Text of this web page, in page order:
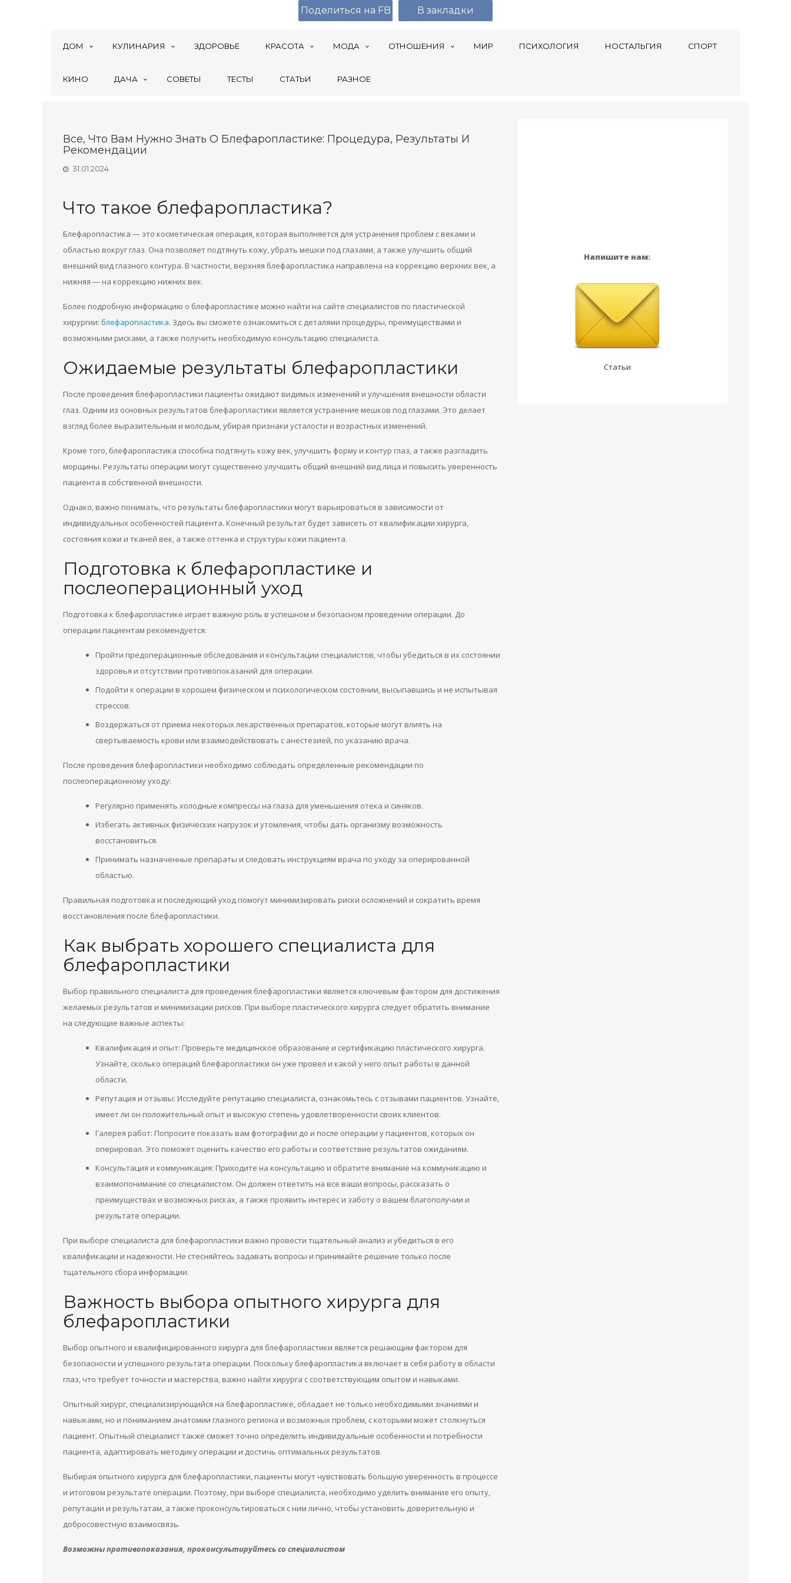
ДОМ КУЛИНАРИЯ ЗДОРОВЬЕ КРАСОТА МОДА ОТНОШЕНИЯ МИР ПСИХОЛОГИЯ НОСТАЛЬГИЯ СПОРТ
КИНО ДАЧА СОВЕТЫ ТЕСТЫ СТАТЬИ РАЗНОЕ
Все, Что Вам Нужно Знать О Блефаропластике: Процедура, Результаты И
Рекомендации
31.01.2024
Что такое блефаропластика?
Блефаропластика — это косметическая операция, которая выполняется для устранения проблем с веками и
областью вокруг глаз. Она позволяет подтянуть кожу, убрать мешки под глазами, а также улучшить общий
внешний вид глазного контура. В частности, верхняя блефаропластика направлена на коррекцию верхних век, а
нижняя — на коррекцию нижних век.
Более подробную информацию о блефаропластике можно найти на сайте специалистов по пластической
хирургии: блефаропластика. Здесь вы сможете ознакомиться с деталями процедуры, преимуществами и
возможными рисками, а также получить необходимую консультацию специалиста.
Ожидаемые результаты блефаропластики
После проведения блефаропластики пациенты ожидают видимых изменений и улучшения внешности области
глаз. Одним из основных результатов блефаропластики является устранение мешков под глазами. Это делает
взгляд более выразительным и молодым, убирая признаки усталости и возрастных изменений.
Кроме того, блефаропластика способна подтянуть кожу век, улучшить форму и контур глаз, а также разгладить
морщины. Результаты операции могут существенно улучшить общий внешний вид лица и повысить уверенность
пациента в собственной внешности.
Однако, важно понимать, что результаты блефаропластики могут варьироваться в зависимости от
индивидуальных особенностей пациента. Конечный результат будет зависеть от квалификации хирурга,
состояния кожи и тканей век, а также оттенка и структуры кожи пациента.
Подготовка к блефаропластике и
послеоперационный уход
Подготовка к блефаропластике играет важную роль в успешном и безопасном проведении операции. До
операции пациентам рекомендуется:
Пройти предоперационные обследования и консультации специалистов, чтобы убедиться в их состоянии
здоровья и отсутствии противопоказаний для операции.
Подойти к операции в хорошем физическом и психологическом состоянии, высыпавшись и не испытывая
стрессов.
Воздержаться от приема некоторых лекарственных препаратов, которые могут влиять на
свертываемость крови или взаимодействовать с анестезией, по указанию врача.
После проведения блефаропластики необходимо соблюдать определенные рекомендации по
послеоперационному уходу:
Регулярно применять холодные компрессы на глаза для уменьшения отека и синяков.
Избегать активных физических нагрузок и утомления, чтобы дать организму возможность
восстановиться.
Принимать назначенные препараты и следовать инструкциям врача по уходу за оперированной
областью.
Правильная подготовка и последующий уход помогут минимизировать риски осложнений и сократить время
восстановления после блефаропластики.
Как выбрать хорошего специалиста для
блефаропластики
Выбор правильного специалиста для проведения блефаропластики является ключевым фактором для достижения
желаемых результатов и минимизации рисков. При выборе пластического хирурга следует обратить внимание
на следующие важные аспекты:
Квалификация и опыт: Проверьте медицинское образование и сертификацию пластического хирурга.
Узнайте, сколько операций блефаропластики он уже провел и какой у него опыт работы в данной
области.
Репутация и отзывы: Исследуйте репутацию специалиста, ознакомьтесь с отзывами пациентов. Узнайте,
имеет ли он положительный опыт и высокую степень удовлетворенности своих клиентов.
Галерея работ: Попросите показать вам фотографии до и после операции у пациентов, которых он
оперировал. Это поможет оценить качество его работы и соответствие результатов ожиданиям.
Консультация и коммуникация: Приходите на консультацию и обратите внимание на коммуникацию и
взаимопонимание со специалистом. Он должен ответить на все ваши вопросы, рассказать о
преимуществах и возможных рисках, а также проявить интерес и заботу о вашем благополучии и
результате операции.
При выборе специалиста для блефаропластики важно провести тщательный анализ и убедиться в его
квалификации и надежности. Не стесняйтесь задавать вопросы и принимайте решение только после
тщательного сбора информации.
Важность выбора опытного хирурга для
блефаропластики
Выбор опытного и квалифицированного хирурга для блефаропластики является решающим фактором для
безопасности и успешного результата операции. Поскольку блефаропластика включает в себя работу в области
глаз, что требует точности и мастерства, важно найти хирурга с соответствующим опытом и навыками.
Опытный хирург, специализирующийся на блефаропластике, обладает не только необходимыми знаниями и
навыками, но и пониманием анатомии глазного региона и возможных проблем, с которыми может столкнуться
пациент. Опытный специалист также сможет точно определить индивидуальные особенности и потребности
пациента, адаптировать методику операции и достичь оптимальных результатов.
Выбирая опытного хирурга для блефаропластики, пациенты могут чувствовать большую уверенность в процессе
и итоговом результате операции. Поэтому, при выборе специалиста, необходимо уделить внимание его опыту,
репутации и результатам, а также проконсультироваться с ним лично, чтобы установить доверительную и
добросовестную взаимосвязь.
Возможны противопоказания, проконсультируйтесь со специалистом
Напишите нам:
Статьи
Поделиться на FB В закладки